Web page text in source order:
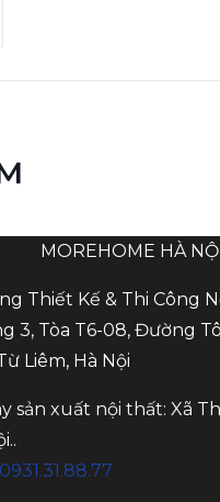
MOREHOME HÀ NỘI
Thiết Kế & Thi Công
3, Tòa T6-08, Đường
Liêm, Hà Nội
sản xuất nội thất: Xã
0931.31.88.77